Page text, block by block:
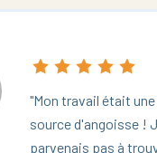
"Mon travail était
source d'angoisse !
parvenais pas à